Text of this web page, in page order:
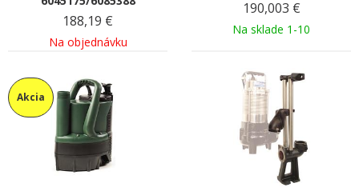
188,19 €
Na objednávku
190,003 €
Na sklade 1-10
Akcia